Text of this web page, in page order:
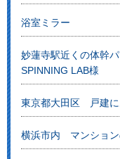
浴室ミラー
妙蓮寺駅近くの体幹
SPINNING LAB様
東京都大田区 戸建に
横浜市内 マンション